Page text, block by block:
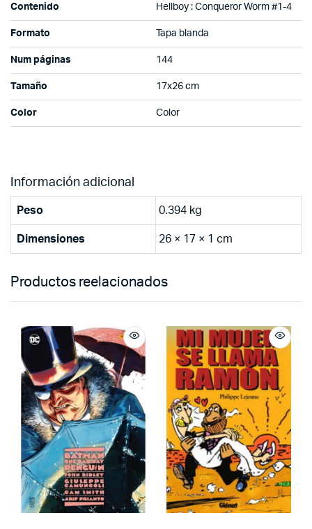
Contenido Hellboy : Conqueror Worm #1-4
Formato Tapa blanda
Num páginas 144
Tamaño 17x26 cm
Color Color
Información adicional
Peso 0.394 kg
Dimensiones 26 × 17 × 1 cm
Productos reelacionados